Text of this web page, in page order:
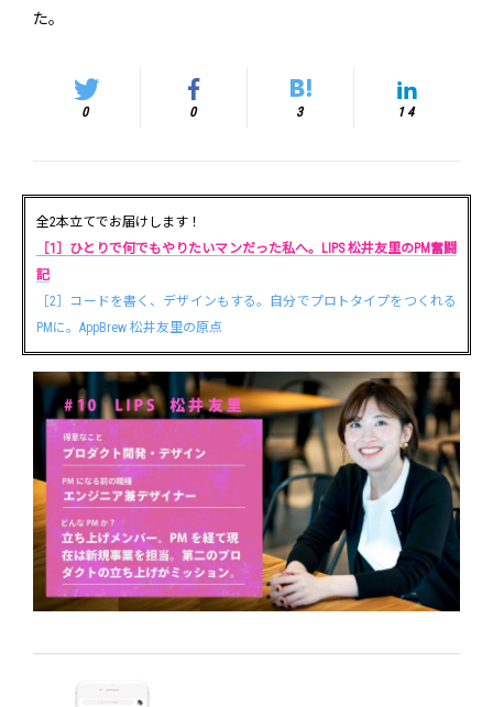
た。
0 0 3 14
全2本立てでお届けします！
［1］ひとりで何でもやりたいマンだった私へ。LIPS 松井友里のPM奮闘
記
［2］コードを書く、デザインもする。自分でプロトタイプをつくれる
PMに。AppBrew 松井友里の原点